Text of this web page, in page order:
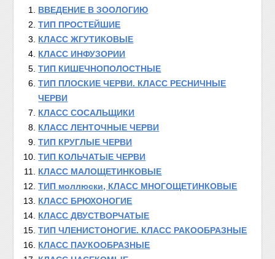
ВВЕДЕНИЕ В ЗООЛОГИЮ
ТИП ПРОСТЕЙШИЕ
КЛАСС ЖГУТИКОВЫЕ
КЛАСС ИНФУЗОРИИ
ТИП КИШЕЧНОПОЛОСТНЫЕ
ТИП ПЛОСКИЕ ЧЕРВИ. КЛАСС РЕСНИЧНЫЕ
ЧЕРВИ
КЛАСС СОСАЛЬЩИКИ
КЛАСС ЛЕНТОЧНЫЕ ЧЕРВИ
ТИП КРУГЛЫЕ ЧЕРВИ
ТИП КОЛЬЧАТЫЕ ЧЕРВИ
КЛАСС МАЛОЩЕТИНКОВЫЕ
ТИП моллюски, КЛАСС МНОГОЩЕТИНКОВЫЕ
КЛАСС БРЮХОНОГИЕ
КЛАСС ДВУСТВОРЧАТЫЕ
ТИП ЧЛЕНИСТОНОГИЕ. КЛАСС РАКООБРАЗНЫЕ
КЛАСС ПАУКООБРАЗНЫЕ